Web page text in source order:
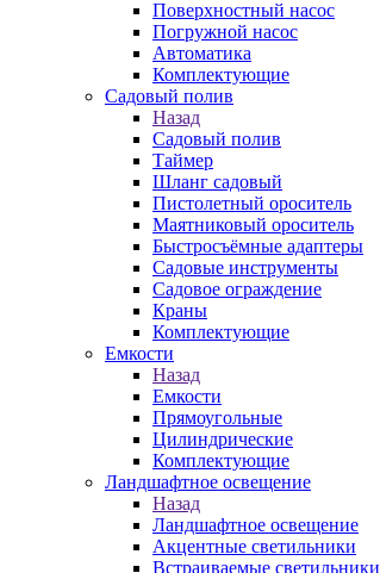
Поверхностный насос
Погружной насос
Автоматика
Комплектующие
Садовый полив
Назад
Садовый полив
Таймер
Шланг садовый
Пистолетный ороситель
Маятниковый ороситель
Быстросъёмные адаптеры
Садовые инструменты
Садовое ограждение
Краны
Комплектующие
Емкости
Назад
Емкости
Прямоугольные
Цилиндрические
Комплектующие
Ландшафтное освещение
Назад
Ландшафтное освещение
Акцентные светильники
Встраиваемые светильники